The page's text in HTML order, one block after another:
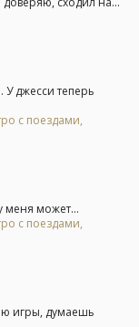
джесси теперь
с поездами,
меня может...
с поездами,
игры, думаешь